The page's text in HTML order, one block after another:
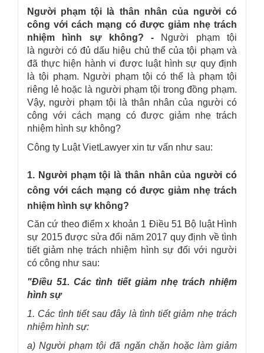
Người phạm tội là thân nhân của người có
công với cách mạng có được giảm nhẹ trách
nhiệm hình sự không? - Người phạm tội
là người có đủ dấu hiệu chủ thể của tội phạm và
đã thực hiện hành vi được luật hình sự quy định
là tội phạm. Người phạm tội có thể là phạm tội
riêng lẻ hoặc là người phạm tội trong đồng phạm.
Vậy, người phạm tội là thân nhân của người có
công với cách mạng có được giảm nhẹ trách
nhiệm hình sự không?
Công ty Luật VietLawyer xin tư vấn như sau:
1. Người phạm tội là thân nhân của người có
công với cách mạng có được giảm nhẹ trách
nhiệm hình sự không?
Căn cứ theo điểm x khoản 1 Điều 51 Bộ luật Hình
sự 2015 được sửa đổi năm 2017 quy định về tình
tiết giảm nhẹ trách nhiệm hình sự đối với người
có công như sau:
"Điều 51. Các tình tiết giảm nhẹ trách nhiệm
hình sự
1. Các tình tiết sau đây là tình tiết giảm nhẹ trách
nhiệm hình sự:
a) Người phạm tội đã ngăn chặn hoặc làm giảm